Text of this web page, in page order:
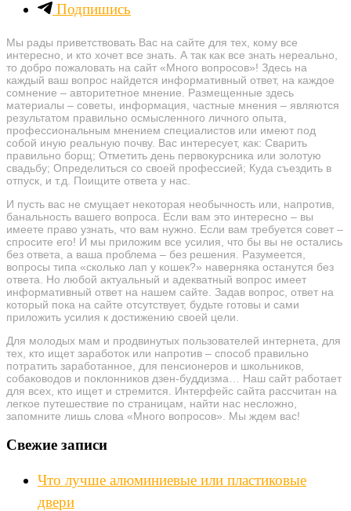
Подпишись
Мы рады приветствовать Вас на сайте для тех, кому все
интересно, и кто хочет все знать. А так как все знать нереально,
то добро пожаловать на сайт «Много вопросов»! Здесь на
каждый ваш вопрос найдется информативный ответ, на каждое
сомнение – авторитетное мнение. Размещенные здесь
материалы – советы, информация, частные мнения – являются
результатом правильно осмысленного личного опыта,
профессиональным мнением специалистов или имеют под
собой иную реальную почву. Вас интересует, как: Сварить
правильно борщ; Отметить день первокурсника или золотую
свадьбу; Определиться со своей профессией; Куда съездить в
отпуск, и т.д. Поищите ответа у нас.
И пусть вас не смущает некоторая необычность или, напротив,
банальность вашего вопроса. Если вам это интересно – вы
имеете право узнать, что вам нужно. Если вам требуется совет –
спросите его! И мы приложим все усилия, что бы вы не остались
без ответа, а ваша проблема – без решения. Разумеется,
вопросы типа «сколько лап у кошек?» наверняка останутся без
ответа. Но любой актуальный и адекватный вопрос имеет
информативный ответ на нашем сайте. Задав вопрос, ответ на
который пока на сайте отсутствует, будьте готовы и сами
приложить усилия к достижению своей цели.
Для молодых мам и продвинутых пользователей интернета, для
тех, кто ищет заработок или напротив – способ правильно
потратить заработанное, для пенсионеров и школьников,
собаководов и поклонников дзен-буддизма… Наш сайт работает
для всех, кто ищет и стремится. Интерфейс сайта рассчитан на
легкое путешествие по страницам, найти нас несложно,
запомните лишь слова «Много вопросов». Мы ждем вас!
Свежие записи
Что лучше алюминиевые или пластиковые
двери